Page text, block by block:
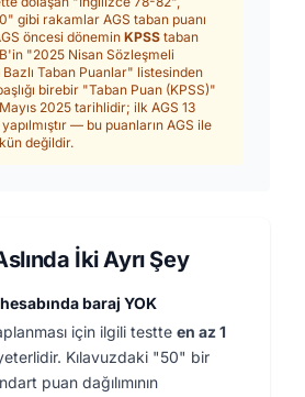
gibi rakamlar AGS taban puanı
öncesi döneminKPSS taban
"2025 Nisan Sözleşmeli
Taban Puanlar" listesinden
birebir "Taban Puan (KPSS)"
2025 tarihlidir; ilk AGS 13
— bu puanların AGS ile
değildir.
İki Ayrı Şey
baraj YOK
için ilgili testte en az 1
Kılavuzdaki "50" bir
puan dağılımının